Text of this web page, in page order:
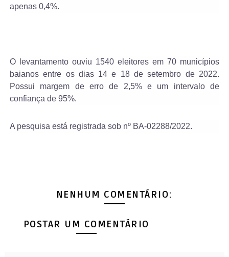
apenas 0,4%.
O levantamento ouviu 1540 eleitores em 70 municípios
baianos entre os dias 14 e 18 de setembro de 2022.
Possui margem de erro de 2,5% e um intervalo de
confiança de 95%.
A pesquisa está registrada sob nº BA-02288/2022.
NENHUM COMENTÁRIO:
POSTAR UM COMENTÁRIO